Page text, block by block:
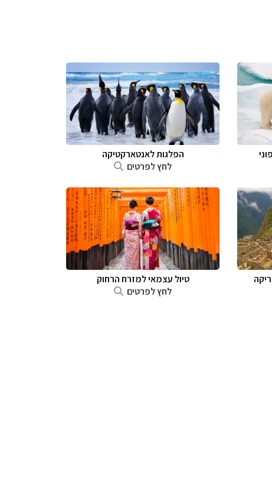
הפלגות לאנטארקטיקה
לחץ לפרטים
טיול עצמאי למזרח הרחוק
לחץ לפרטים